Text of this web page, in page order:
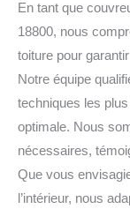
En tant que
18800, nous
toiture pour
Notre équipe
techniques les
optimale. Nous
nécessaires,
Que vous
l’intérieur, nous